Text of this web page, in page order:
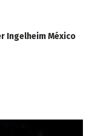
Ingelheim México